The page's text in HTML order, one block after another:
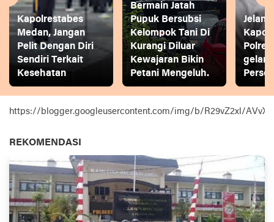
Kapolrestabes
Medan, Jangan
Pelit Dengan Diri
Sendiri Terkait
Kesehatan
Bermain Jatah
Pupuk Bersubsi
Kelompok Tani Di
Kurangi Diluar
Kewajaran Bikin
Petani Mengeluh.
gelar
https://blogger.googleusercontent.com/img/b/R29vZ2xl/
REKOMENDASI